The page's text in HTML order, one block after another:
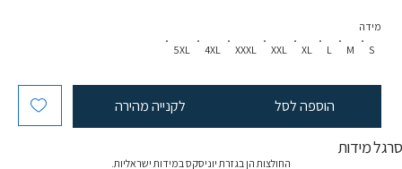
S
M
L
XL
XXL
XXXL
4XL
5XL
מידה
הוספה לסל לקנייה מהירה
סרגל מידות
החולצות הן בגזרת יוניסקס במידות ישראליות.